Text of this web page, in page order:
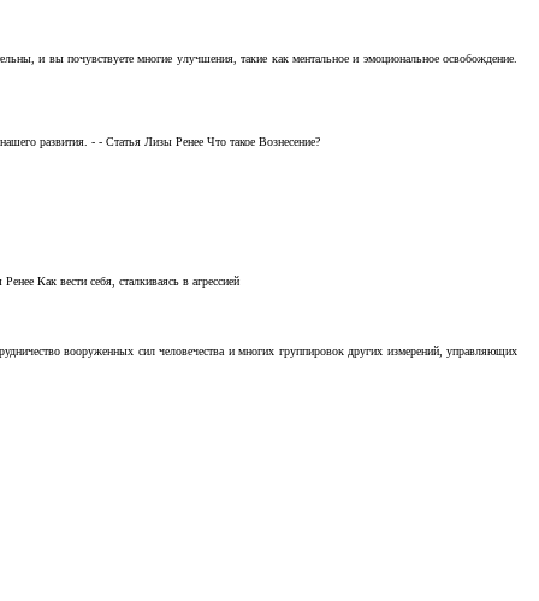
и вы почувствуете многие улучшения, такие как ментальное и эмоциональное освобождение.
развития. - - Статья Лизы Ренее Что такое Вознесение?
Как вести себя, сталкиваясь в агрессией
вооруженных сил человечества и многих группировок других измерений, управляющих